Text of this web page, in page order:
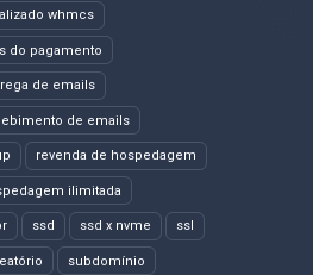
whmcs
do pagamento
de emails
de emails
revenda de hospedagem
ilimitada
ssd ssd x nvme ssl
subdomínio